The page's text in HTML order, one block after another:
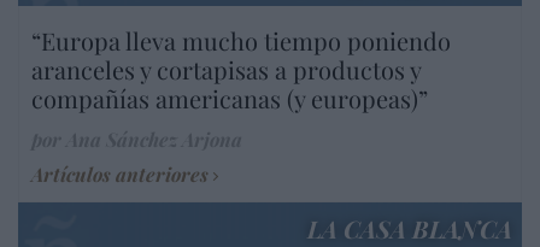
“Europa lleva mucho tiempo poniendo
aranceles y cortapisas a productos y
compañías americanas (y europeas)”
Artículos anteriores
LA CASA BLANCA